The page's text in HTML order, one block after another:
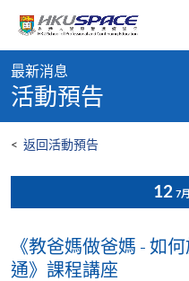
content
content
start
最新消息
活動預告
< 返回活動預告
12 7
《教爸媽做爸媽 - 如
通》課程講座